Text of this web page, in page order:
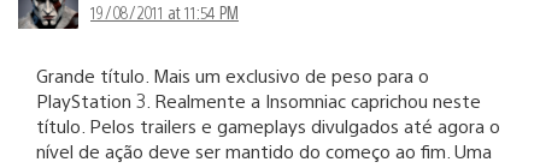
19/08/2011 at 11:54 PM
Grande título. Mais um exclusivo de peso para o
PlayStation 3. Realmente a Insomniac caprichou neste
título. Pelos trailers e gameplays divulgados até agora o
nível de ação deve ser mantido do começo ao fim. Uma